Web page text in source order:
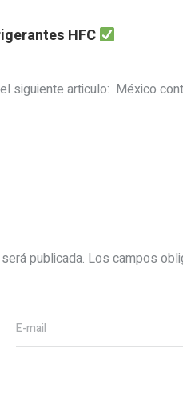
HFC
siguiente articulo: México
publicada. Los campos
E-mail